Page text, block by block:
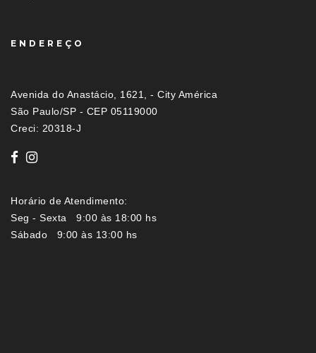
ENDEREÇO
Avenida do Anastácio, 1621, - City América
São Paulo/SP - CEP 05119000
Creci: 20318-J
Horário de Atendimento:
Seg - Sexta 9:00 às 18:00 hs
Sábado 9:00 às 13:00 hs